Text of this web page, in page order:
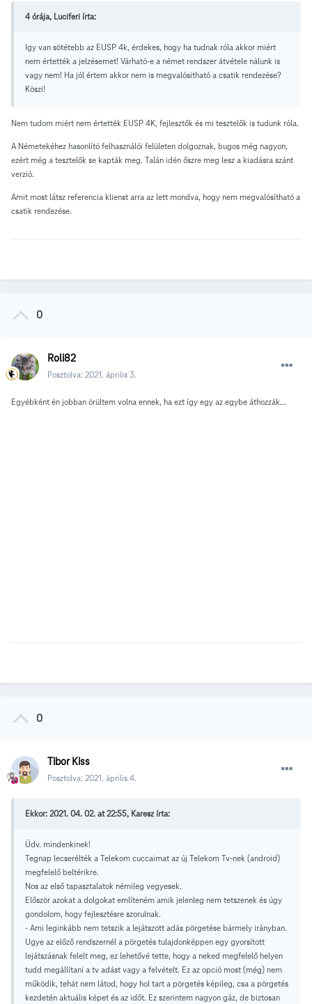
4 órája, Luciferi írta:
Igy van sötétebb az EUSP 4k, érdekes, hogy ha tudnak róla akkor miért
nem értették a jelzésemet! Várható-e a német rendszer átvétele nálunk is
vagy nem! Ha jól értem akkor nem is megvalósitható a csatik rendezése?
Köszi!
Nem tudom miért nem értették EUSP 4K, fejlesztők és mi tesztelők is tudunk róla.
A Németekéhez hasonlító felhasználói felületen dolgoznak, bugos még nagyon,
ezért még a tesztelők se kapták meg. Talán idén őszre meg lesz a kiadásra szánt
verzió.
Amit most látsz referencia klienst arra az lett mondva, hogy nem megvalósítható a
csatik rendezése.
0
Roli82
Posztolva: 2021. április 3.
Egyébként én jobban örültem volna ennek, ha ezt így egy az egybe áthozzák...
0
Tibor Kiss
Posztolva: 2021. április 4.
Ekkor: 2021. 04. 02. at 22:55, Karesz írta:
Üdv. mindenkinek!
Tegnap lecserélték a Telekom cuccaimat az új Telekom Tv-nek (android)
megfelelő beltérikre.
Nos az első tapasztalatok némileg vegyesek.
Először azokat a dolgokat említeném amik jelenleg nem tetszenek és úgy
gondolom, hogy fejlesztésre szorulnak.
- Ami leginkább nem tetszik a lejátszott adás pörgetése bármely irányban.
Ugye az előző rendszernél a pörgetés tulajdonképpen egy gyorsított
lejátszásnak felelt meg, ez lehetővé tette, hogy a neked megfelelő helyen
tudd megállítani a tv adást vagy a felvételt. Ez az opció most (még) nem
működik, tehát nem látod, hogy hol tart a pörgetés képileg, csa a pörgetés
kezdetén aktuális képet és az időt. Ez szerintem nagyon gáz, de biztosan